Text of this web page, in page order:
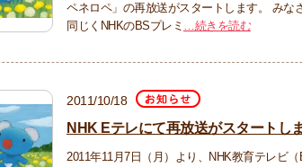
ペネロペ」の再放送がスタートします。 みな
同じくNHKのBSプレミ …続きを読む
2011/10/18
NHK Eテレにて再放送がスタートし
2011年11月7日（月）より、NHK教育テレビ